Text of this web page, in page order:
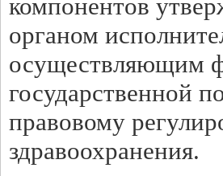
компонентов
органом
осуществляющим
государственной
правовому
здравоохранения.